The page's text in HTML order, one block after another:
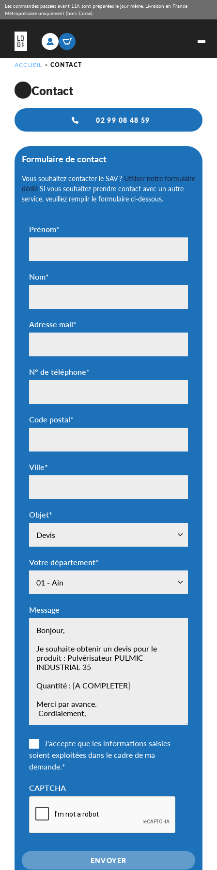
Les commandes passées avant 11h sont préparées le jour même. Livraison en France
Métropolitaine uniquement (hors Corse).
ACCUEIL >CONTACT
Contact
02 99 08 48 59
Formulaire de contact
Vous souhaitez contacter le SAV ? Utiliser notre formulaire
dédié Si vous souhaitez prendre contact avec un autre
service, veuillez remplir le formulaire ci-dessous.
Prénom*
Nom*
Adresse mail*
N° de téléphone*
Code postal*
Ville*
Objet*
Votre département*
Message
J'accepte que les informations saisies
soient exploitées dans le cadre de ma
demande.*
CAPTCHA
ENVOYER